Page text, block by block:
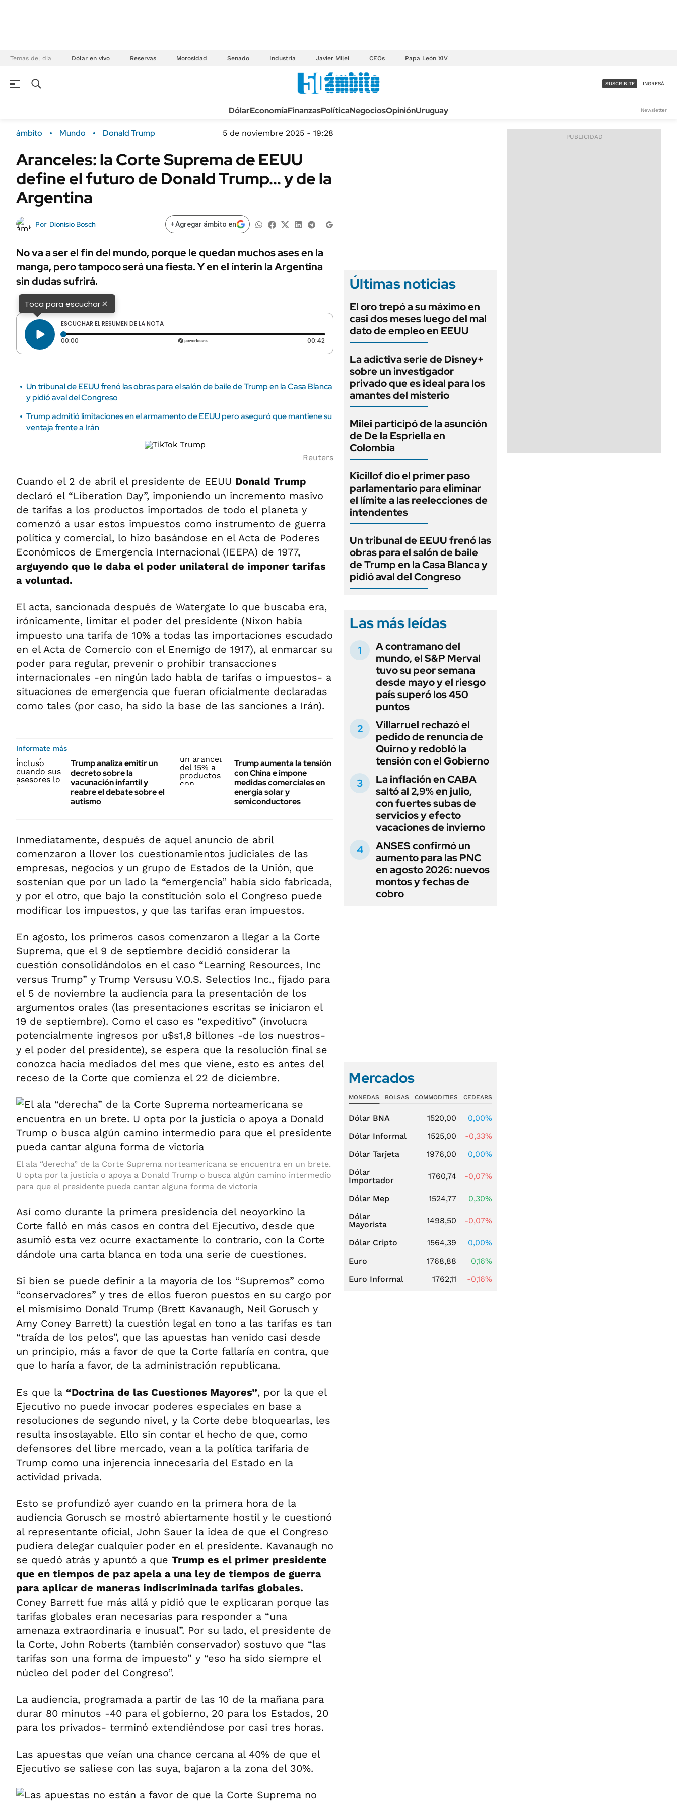
Temas del día Dólar en vivo Reservas Morosidad Senado Industria Javier Milei CEOs Papa León XIV
Campo
FINANZAS
Dólar
ÁMBITO DEBATE
Real Estate
Sustentabilidad
Seguros
URUGUAY
TECNOLOGÍA
MÉXICO
MUNDO
INFORMACIÓN GENERAL
AUTOS
ACCESO FULL - $1.800/MES
SUSCRIBITE INGRESÁ
DólarEconomíaFinanzasPolíticaNegociosOpiniónUruguay Newsletter
ámbito Mundo Donald Trump 5 de noviembre 2025 - 19:28
Aranceles: la Corte Suprema de EEUU
define el futuro de Donald Trump... y de la
Argentina
Por Dionisio Bosch +Agregar ámbito en
No va a ser el fin del mundo, porque le quedan muchos ases en la
manga, pero tampoco será una fiesta. Y en el ínterin la Argentina
sin dudas sufrirá.
Toca para escuchar×
ESCUCHAR EL RESUMEN DE LA NOTA
00:00 Tiempo transcurrido: 0 segundos 00:42 Duración: 42 segundos
Un tribunal de EEUU frenó las obras para el salón de baile de Trump en la Casa Blanca
y pidió aval del Congreso
Trump admitió limitaciones en el armamento de EEUU pero aseguró que mantiene su
ventaja frente a Irán
Reuters
Cuando el 2 de abril el presidente de EEUU Donald Trump
declaró el “Liberation Day”, imponiendo un incremento masivo
de tarifas a los productos importados de todo el planeta y
comenzó a usar estos impuestos como instrumento de guerra
política y comercial, lo hizo basándose en el Acta de Poderes
Económicos de Emergencia Internacional (IEEPA) de 1977,
arguyendo que le daba el poder unilateral de imponer tarifas
a voluntad.
El acta, sancionada después de Watergate lo que buscaba era,
irónicamente, limitar el poder del presidente (Nixon había
impuesto una tarifa de 10% a todas las importaciones escudado
en el Acta de Comercio con el Enemigo de 1917), al enmarcar su
poder para regular, prevenir o prohibir transacciones
internacionales -en ningún lado habla de tarifas o impuestos- a
situaciones de emergencia que fueran oficialmente declaradas
como tales (por caso, ha sido la base de las sanciones a Irán).
Informate más
Trump analiza emitir un
decreto sobre la
vacunación infantil y
reabre el debate sobre el
autismo
Trump aumenta la tensión
con China e impone
medidas comerciales en
energía solar y
semiconductores
Inmediatamente, después de aquel anuncio de abril
comenzaron a llover los cuestionamientos judiciales de las
empresas, negocios y un grupo de Estados de la Unión, que
sostenían que por un lado la “emergencia” había sido fabricada,
y por el otro, que bajo la constitución solo el Congreso puede
modificar los impuestos, y que las tarifas eran impuestos.
En agosto, los primeros casos comenzaron a llegar a la Corte
Suprema, que el 9 de septiembre decidió considerar la
cuestión consolidándolos en el caso “Learning Resources, Inc
versus Trump” y Trump Versusu V.O.S. Selectios Inc., fijado para
el 5 de noviembre la audiencia para la presentación de los
argumentos orales (las presentaciones escritas se iniciaron el
19 de septiembre). Como el caso es “expeditivo” (involucra
potencialmente ingresos por u$s1,8 billones -de los nuestros-
y el poder del presidente), se espera que la resolución final se
conozca hacia mediados del mes que viene, esto es antes del
receso de la Corte que comienza el 22 de diciembre.
El ala “derecha” de la Corte Suprema norteamericana se encuentra en un brete.
U opta por la justicia o apoya a Donald Trump o busca algún camino intermedio
para que el presidente pueda cantar alguna forma de victoria
Así como durante la primera presidencia del neoyorkino la
Corte falló en más casos en contra del Ejecutivo, desde que
asumió esta vez ocurre exactamente lo contrario, con la Corte
dándole una carta blanca en toda una serie de cuestiones.
Si bien se puede definir a la mayoría de los “Supremos” como
“conservadores” y tres de ellos fueron puestos en su cargo por
el mismísimo Donald Trump (Brett Kavanaugh, Neil Gorusch y
Amy Coney Barrett) la cuestión legal en tono a las tarifas es tan
“traída de los pelos”, que las apuestas han venido casi desde
un principio, más a favor de que la Corte fallaría en contra, que
que lo haría a favor, de la administración republicana.
Es que la “Doctrina de las Cuestiones Mayores”, por la que el
Ejecutivo no puede invocar poderes especiales en base a
resoluciones de segundo nivel, y la Corte debe bloquearlas, les
resulta insoslayable. Ello sin contar el hecho de que, como
defensores del libre mercado, vean a la política tarifaria de
Trump como una injerencia innecesaria del Estado en la
actividad privada.
Esto se profundizó ayer cuando en la primera hora de la
audiencia Gorusch se mostró abiertamente hostil y le cuestionó
al representante oficial, John Sauer la idea de que el Congreso
pudiera delegar cualquier poder en el presidente. Kavanaugh no
se quedó atrás y apuntó a que Trump es el primer presidente
que en tiempos de paz apela a una ley de tiempos de guerra
para aplicar de maneras indiscriminada tarifas globales.
Coney Barrett fue más allá y pidió que le explicaran porque las
tarifas globales eran necesarias para responder a “una
amenaza extraordinaria e inusual”. Por su lado, el presidente de
la Corte, John Roberts (también conservador) sostuvo que “las
tarifas son una forma de impuesto” y “eso ha sido siempre el
núcleo del poder del Congreso”.
La audiencia, programada a partir de las 10 de la mañana para
durar 80 minutos -40 para el gobierno, 20 para los Estados, 20
para los privados- terminó extendiéndose por casi tres horas.
Las apuestas que veían una chance cercana al 40% de que el
Ejecutivo se saliese con las suya, bajaron a la zona del 30%.
Últimas noticias
El oro trepó a su máximo en
casi dos meses luego del mal
dato de empleo en EEUU
La adictiva serie de Disney+
sobre un investigador
privado que es ideal para los
amantes del misterio
Milei participó de la asunción
de De la Espriella en
Colombia
Kicillof dio el primer paso
parlamentario para eliminar
el límite a las reelecciones de
intendentes
Un tribunal de EEUU frenó las
obras para el salón de baile
de Trump en la Casa Blanca y
pidió aval del Congreso
Las más leídas
A contramano del
mundo, el S&P Merval
tuvo su peor semana
desde mayo y el riesgo
país superó los 450
puntos
Villarruel rechazó el
pedido de renuncia de
Quirno y redobló la
tensión con el Gobierno
La inflación en CABA
saltó al 2,9% en julio,
con fuertes subas de
servicios y efecto
vacaciones de invierno
ANSES confirmó un
aumento para las PNC
en agosto 2026: nuevos
montos y fechas de
cobro
Mercados
MONEDAS BOLSAS COMMODITIES CEDEARS
Dólar BNA 1520,00
0,00%
Dólar Informal
1525,00
-0,33%
Dólar Tarjeta
1976,00
0,00%
Dólar
Importador
1760,74 -0,07%
Dólar Mep 1524,77
0,30%
Dólar
Mayorista
1498,50 -0,07%
Dólar Cripto 1564,39
0,00%
Euro
1768,88
0,16%
Euro Informal
1762,11 -0,16%